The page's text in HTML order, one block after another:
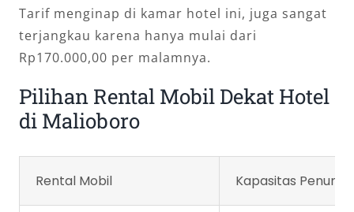
Tarif menginap di kamar hotel ini, juga sangat
terjangkau karena hanya mulai dari
Rp170.000,00 per malamnya.
Pilihan Rental Mobil Dekat Hotel
di Malioboro
Rental Mobil Kapasitas